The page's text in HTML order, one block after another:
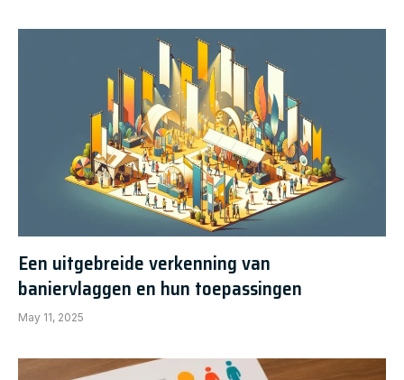
Een uitgebreide verkenning van
baniervlaggen en hun toepassingen
May 11, 2025